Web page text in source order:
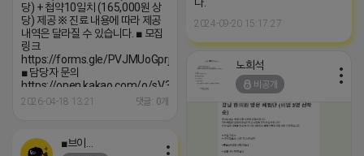
당) + 첩약10일치 (165,000원 상
당) 제공 ※ 진료 내용에 따라 제공
내역은 달라질 수 있습니다. ■ 모집
링크
https://forms.gle/PVJMUoGprj79BYcj6
■ 담당자 문의
https://open.kakao.com/o/sV3QiT0h
선정되신 분께는 개별 연락드리겠
2026-04-18 13:21 댓글: 0개
2024-09-20 15:17:27
노희석
비공개